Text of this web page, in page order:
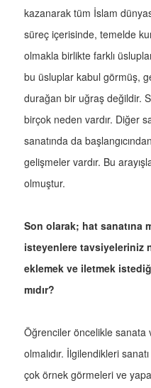
kazanarak tüm İslam
süreç içerisinde, temelde
olmakla birlikte farklı
bu üsluplar kabul görmüş,
durağan bir uğraş değildir.
birçok neden vardır. Diğer
sanatında da
gelişmeler vardır. Bu
olmuştur.
Son olarak; hat sanatına
isteyenlere tavsiyeleriniz
eklemek ve iletmek
mıdır?
Öğrenciler öncelikle sanata
olmalıdır. İlgilendikleri
çok örnek görmeleri ve